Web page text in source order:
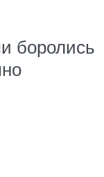
боролись